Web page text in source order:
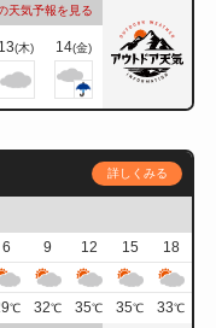
天気予報を見る
13(木) 14(金)
詳しくみる
6 9 12 15
18
℃ 32℃ 35℃ 35℃ 33℃